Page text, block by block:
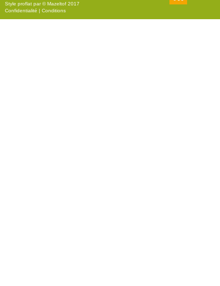
Style proflat par ©Mazeltof 2017
Confidentialité | Conditions